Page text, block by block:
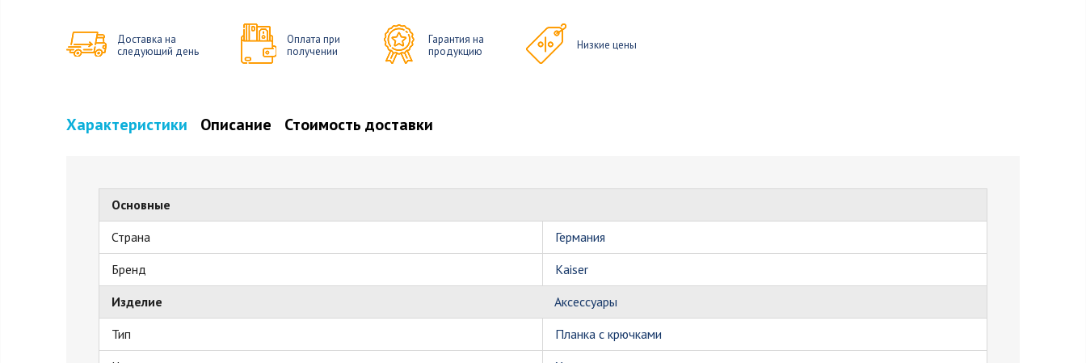
Доставка на
следующий день
Оплата при
получении
Гарантия на
продукцию
Низкие цены
Характеристики Описание Стоимость доставки
Основные
Страна
Германия
Бренд
Kaiser
Изделие
Аксессуары
Тип
Планка с крючками